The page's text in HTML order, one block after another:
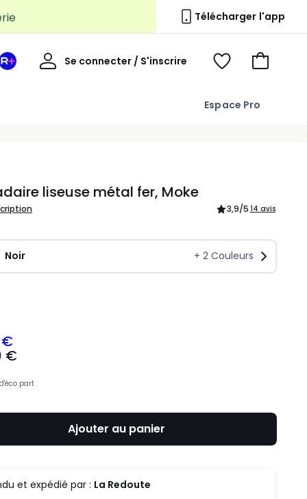
Télécharger l'app
Espace Pro
Mon
Se connecter / S'inscrire
Mon
Voir
Voir
liseuse métal fer, Moke
3,9/5 14 avis
Noir + 2Couleurs
€
€
d'éco part
Ajouter au panier
et expédié par : La Redoute